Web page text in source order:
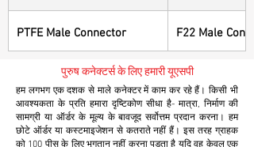
PTFE Male Connector F22 Male
पुरुष कनेक्टर्स के लिए हमारी यूएसपी
हम लगभग एक दशक से माले कनेक्टर में काम कर रहे हैं। किसी भी
आवश्यकता के प्रति हमारा दृष्टिकोण सीधा है- मात्रा, निर्माण की
सामग्री या ऑर्डर के मूल्य के बावजूद सर्वोत्तम प्रदान करना। हम
छोटे ऑर्डर या कस्टमाइजेशन से कतराते नहीं हैं। इस तरह ग्राहक
को 100 पीस के लिए भुगतान नहीं करना पड़ता है यदि वह केवल एक